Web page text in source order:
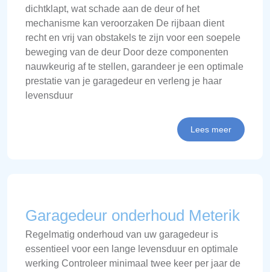
dichtklapt, wat schade aan de deur of het
mechanisme kan veroorzaken De rijbaan dient
recht en vrij van obstakels te zijn voor een soepele
beweging van de deur Door deze componenten
nauwkeurig af te stellen, garandeer je een optimale
prestatie van je garagedeur en verleng je haar
levensduur
Lees meer
Garagedeur onderhoud Meterik
Regelmatig onderhoud van uw garagedeur is
essentieel voor een lange levensduur en optimale
werking Controleer minimaal twee keer per jaar de